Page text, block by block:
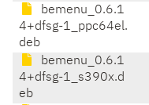
bemenu_0.6.1
4+dfsg-1_ppc64el.
deb
bemenu_0.6.1
4+dfsg-1_s390x.d
eb